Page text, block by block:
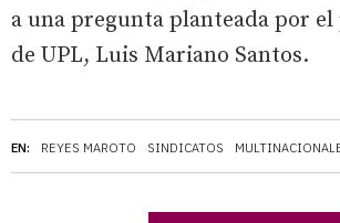
EN: REYES MAROTO SINDICATOS
a una pregunta planteada por
de UPL, Luis Mariano Santos.